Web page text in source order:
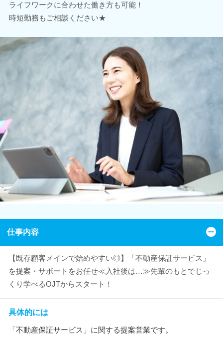
ライフワークに合わせた働き方も可能！
時短勤務もご相談ください★
仕事内容
【既存顧客メインで始めやすい◎】「不動産保証サービス」
を提案・サポートをお任せ≪入社後は…≫先輩のもとでじっ
くり学べるOJTからスタート！
具体的には
「不動産保証サービス」に関する提案営業です。